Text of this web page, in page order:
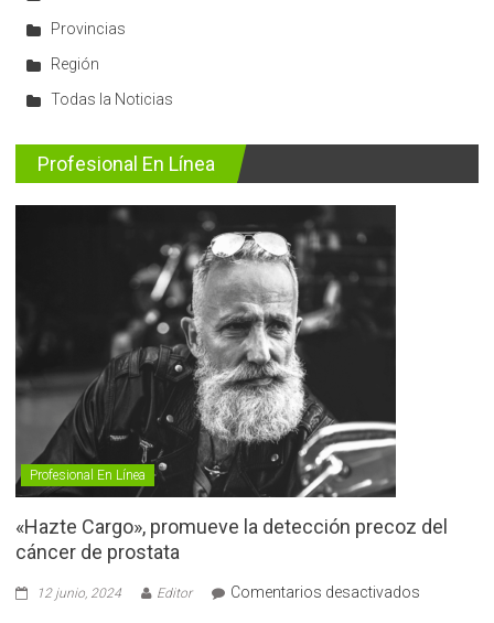
Provincias
Región
Todas la Noticias
Profesional En Línea
Profesional En Línea
«Hazte Cargo», promueve la detección precoz del
cáncer de prostata
12 junio, 2024 Editor Comentarios desactivados